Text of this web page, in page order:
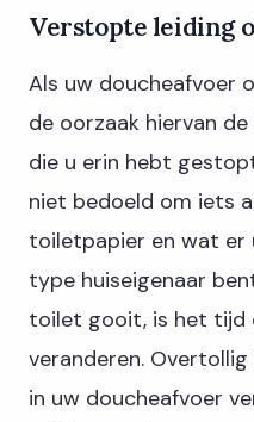
Verstopte leiding
Als uw doucheafvoer
de oorzaak hiervan
die u erin hebt
niet bedoeld om iets
toiletpapier en wat er
type huiseigenaar
toilet gooit, is het tijd
veranderen.
in uw doucheafvoer